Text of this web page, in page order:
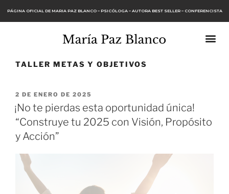
PÁGINA OFICIAL DE MARIA PAZ BLANCO – PSICÓLOGA – AUTORA BEST SELLER – CONFERENCISTA
TALLER METAS Y OBJETIVOS
2 DE ENERO DE 2025
¡No te pierdas esta oportunidad única!
“Construye tu 2025 con Visión, Propósito
y Acción”